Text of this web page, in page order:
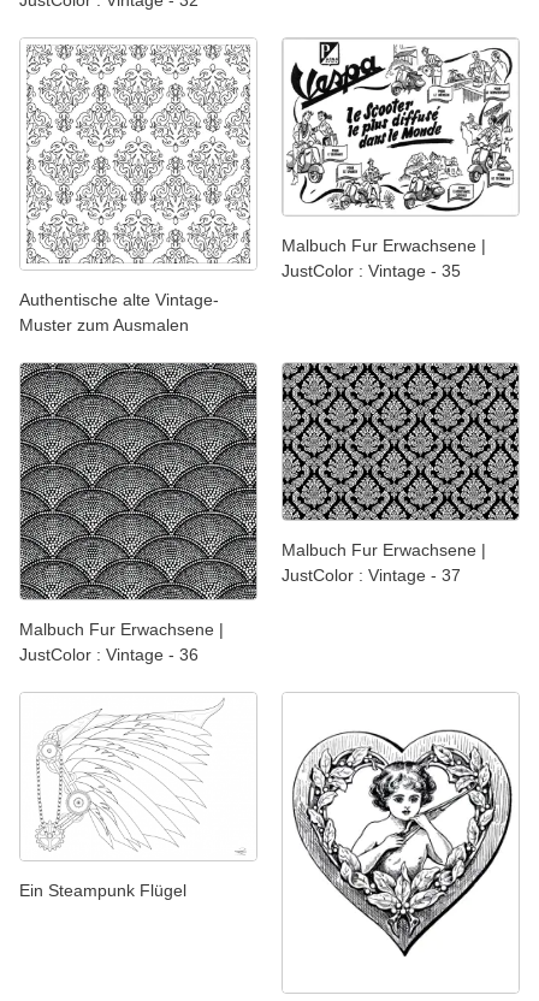
Authentische alte Vintage-
Muster zum Ausmalen
Malbuch Fur Erwachsene |
JustColor : Vintage - 35
Malbuch Fur Erwachsene |
JustColor : Vintage - 36
Malbuch Fur Erwachsene |
JustColor : Vintage - 37
Ein Steampunk Flügel